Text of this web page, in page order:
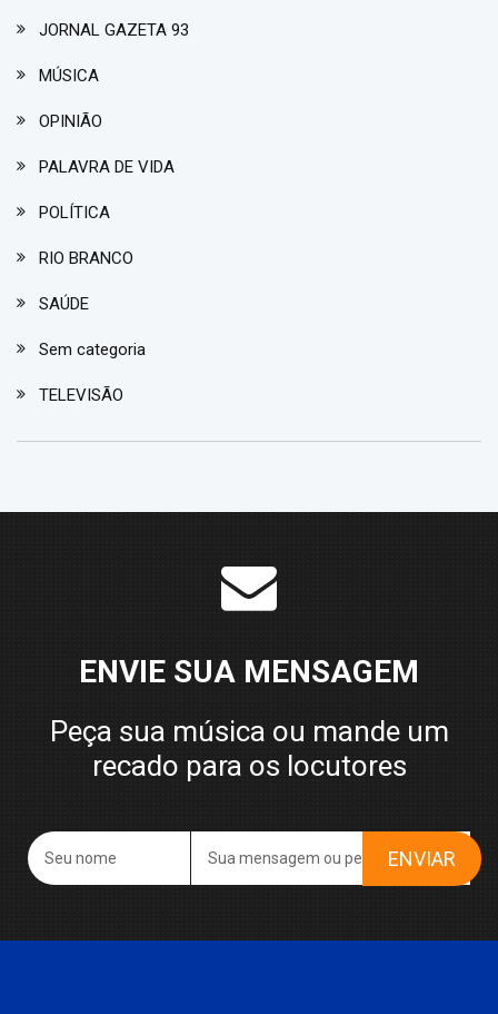
JORNAL GAZETA 93
MÚSICA
OPINIÃO
PALAVRA DE VIDA
POLÍTICA
RIO BRANCO
SAÚDE
Sem categoria
TELEVISÃO
ENVIE SUA MENSAGEM
Peça sua música ou mande um
recado para os locutores
ENVIAR